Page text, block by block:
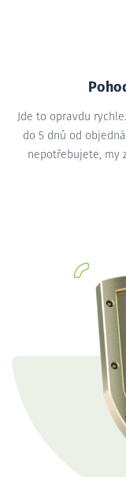
Jde to opravdu
do 5 dnů od
nepotřebujete, my